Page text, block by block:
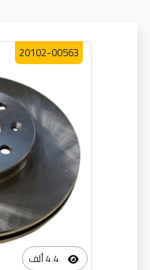
20102-00563